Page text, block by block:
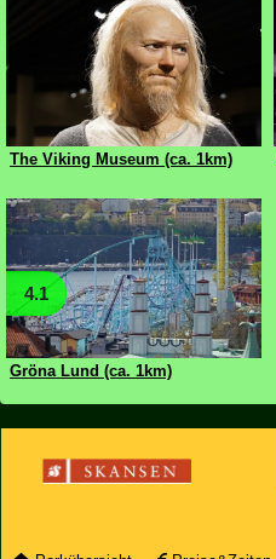
The Viking Museum (ca. 1km)
4.1
Gröna Lund (ca. 1km)